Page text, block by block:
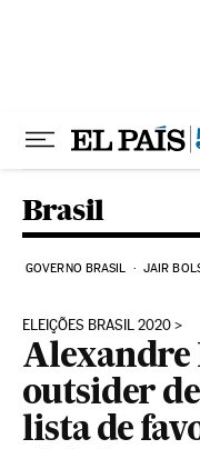
Brasil
GOVERNO BRASIL JAIR
ELEIÇÕES BRASIL 2020
Alexandre
outsider
lista de